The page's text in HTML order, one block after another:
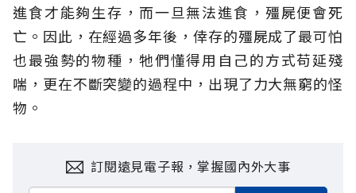
進食才能夠生存，而一旦無法進食，殭屍便會死
亡。因此，在經過多年後，倖存的殭屍成了最可怕
也最強勢的物種，牠們懂得用自己的方式苟延殘
喘，更在不斷突變的過程中，出現了力大無窮的怪
物。
訂閱遠見電子報，掌握國內外大事